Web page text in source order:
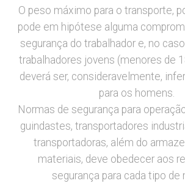
O peso máximo para o transporte,
pode em hipótese alguma
segurança do trabalhador e, no
trabalhadores jovens (menores de
deverá ser, consideravelmente,
para os homens.
Normas de segurança para
guindastes, transportadores
transportadoras, além do
materiais, deve obedecer aos
segurança para cada tipo de